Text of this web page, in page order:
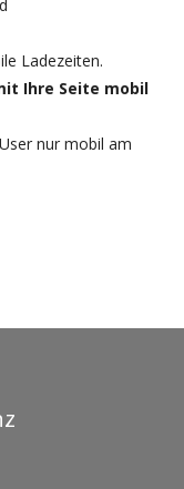
Ladezeiten.
Ihre Seite mobil
nur mobil am